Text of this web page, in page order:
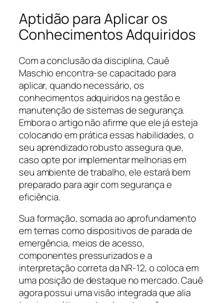
Aptidão para Aplicar os
Conhecimentos Adquiridos
Com a conclusão da disciplina, Cauê
Maschio encontra-se capacitado para
aplicar, quando necessário, os
conhecimentos adquiridos na gestão e
manutenção de sistemas de segurança.
Embora o artigo não afirme que ele já esteja
colocando em prática essas habilidades, o
seu aprendizado robusto assegura que,
caso opte por implementar melhorias em
seu ambiente de trabalho, ele estará bem
preparado para agir com segurança e
eficiência.
Sua formação, somada ao aprofundamento
em temas como dispositivos de parada de
emergência, meios de acesso,
componentes pressurizados e a
interpretação correta da NR-12, o coloca em
uma posição de destaque no mercado. Cauê
agora possui uma visão integrada que alia